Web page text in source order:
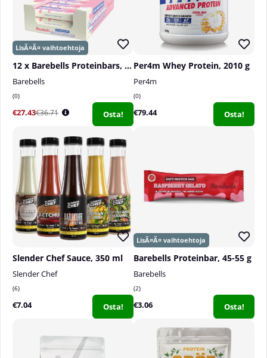
12 x Barebells Proteinbars, 55 g
Barebells
0
€27.43€36.71 Osta!
Per4m Whey Protein, 2010 g
Per4m
0
€79.44 Osta!
Slender Chef Sauce, 350 ml
Slender Chef
6
€7.04 Osta!
Barebells Proteinbar, 45-55 g
Barebells
2
€3.06 Osta!